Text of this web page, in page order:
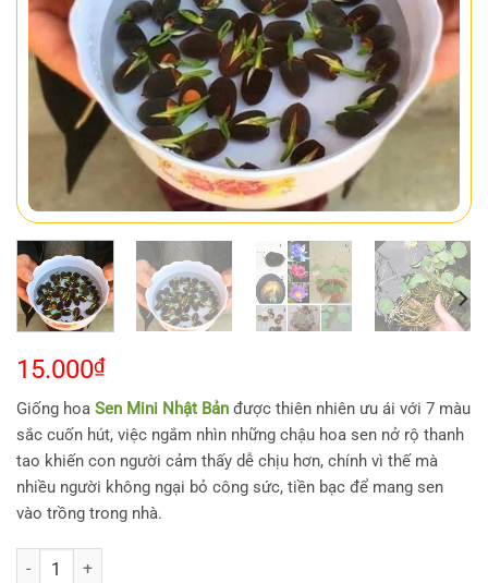
15.000₫
Giống hoa Sen Mini Nhật Bản được thiên nhiên ưu ái với 7 màu
sắc cuốn hút, việc ngắm nhìn những chậu hoa sen nở rộ thanh
tao khiến con người cảm thấy dễ chịu hơn, chính vì thế mà
nhiều người không ngại bỏ công sức, tiền bạc để mang sen
vào trồng trong nhà.
Cây giống sen mini Nhật trồng ổn định đã cho lá non và nhiều rễ số